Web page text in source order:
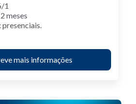
1
meses
: presenciais.
mais informações